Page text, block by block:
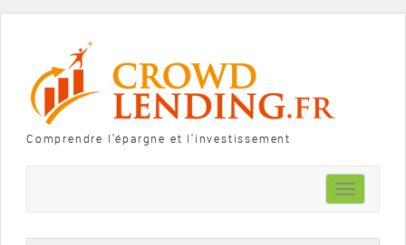
Comprendre l'épargne et l'investissement
Toggle
navigation